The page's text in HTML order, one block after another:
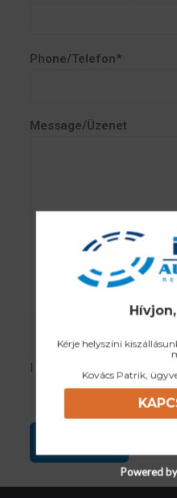
Phone/Telefon*
Message/Üzenet
I accept the Privacy Policy
Kérje helyszíni
Kovács Patrik,
Powered